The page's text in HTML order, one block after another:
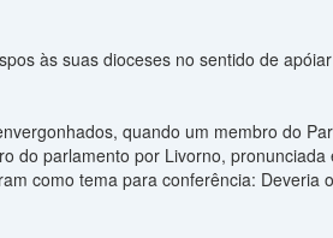
às suas dioceses no sentido de
quando um membro do
do parlamento por Livorno,
como tema para conferência: Deveria